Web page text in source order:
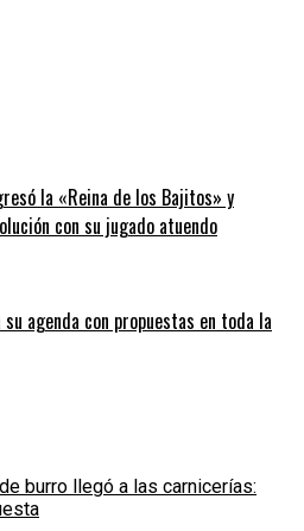
la «Reina de los Bajitos» y
con su jugado atuendo
su agenda con propuestas en toda la
burro llegó a las carnicerías: